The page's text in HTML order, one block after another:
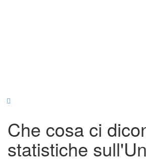
Che cosa ci
statistiche